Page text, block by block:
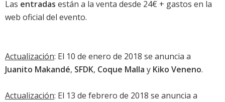
Las entradas están a la venta desde 24€ + gastos en la
web oficial del evento.
Actualización: El 10 de enero de 2018 se anuncia a
Juanito Makandé, SFDK, Coque Malla y Kiko Veneno.
Actualización: El 13 de febrero de 2018 se anuncia a